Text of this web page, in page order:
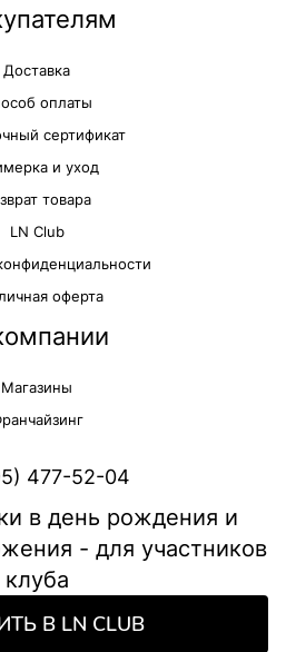
Доставка
оплаты
сертификат
и уход
товара
LN Club
оферта
Магазины
477-52-04
в день рождения и
- для участников
клуба
В LN CLUB